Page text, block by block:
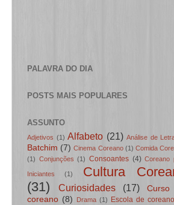
PALAVRA DO DIA
POSTS MAIS POPULARES
ASSUNTO
Adjetivos (1) Alfabeto (21) Análise de
Batchim (7) Cinema Coreano (1) Comida
(1) Conjunções (1) Consoantes (4) Coreano
Iniciantes (1)
Cultura
(31)
Curiosidades (17)
coreano (8) Drama (1) Escola de coreano